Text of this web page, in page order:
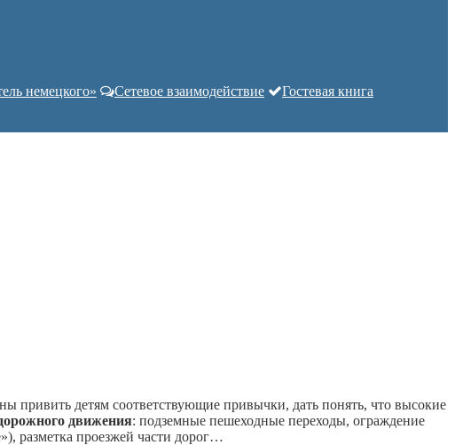
немецкого» Сетевое взаимодействие Гостевая книга
привить детям соответствующие привычки, дать по­нять, что высокие
движения: подземные пешеходные переходы, ограждение
разметка проезжей части дорог…